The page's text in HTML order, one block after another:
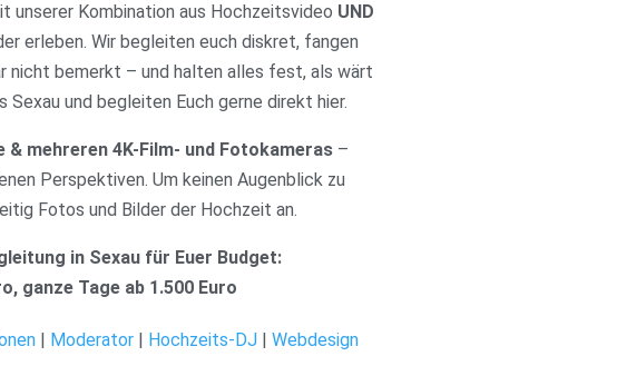
unserer Kombination aus Hochzeitsvideo UND
erleben. Wir begleiten euch diskret, fangen
nicht bemerkt – und halten alles fest, als wärt
Sexau und begleiten Euch gerne direkt hier.
& mehreren 4K-Film- und Fotokameras–
Perspektiven. Um keinen Augenblick zu
Fotos und Bilder der Hochzeit an.
in Sexau für Euer Budget:
ganze Tage ab 1.500 Euro
| Moderator | Hochzeits-DJ |Webdesign